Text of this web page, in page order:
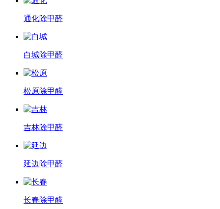
通化除甲醛
白城除甲醛
松原除甲醛
吉林除甲醛
延边除甲醛
长春除甲醛